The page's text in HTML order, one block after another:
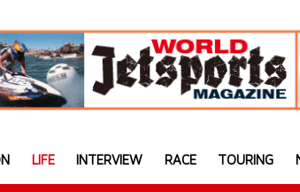
LIFE INTERVIEW RACE TOURING